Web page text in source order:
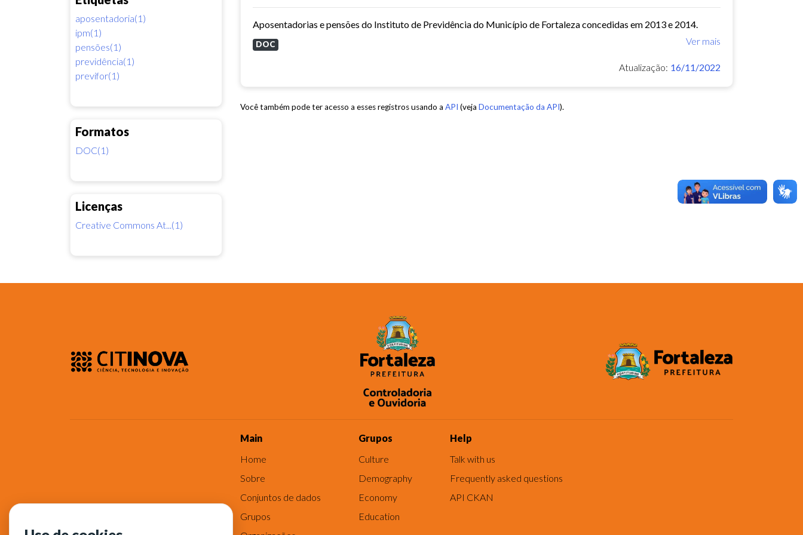
aposentadoria(1)
ipm(1)
pensões(1)
previdência(1)
previfor(1)
Formatos
DOC(1)
Licenças
Creative Commons At...(1)
Aposentadorias e pensões do Instituto de Previdência do Município de Fortaleza concedidas em 2013 e 2014.
Ver mais
DOC
Atualização: 16/11/2022
Você também pode ter acesso a esses registros usando a API (veja Documentação da API).
Main
Home
Sobre
Conjuntos de dados
Grupos
Grupos
Culture
Demography
Economy
Education
Help
Talk with us
Frequently asked questions
API CKAN